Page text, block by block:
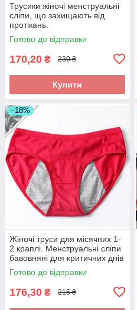
Трусики жіночі менструальні
сліпи, що захищають від
протікань.
Готово до відправки
170,20 ₴ 230 ₴
Купити
–18%
Жіночі труси для місячних 1-
2 краплі. Менструальні сліпи
бавовняні для критичних днів
від протікань
Готово до відправки
176,30 ₴ 215 ₴